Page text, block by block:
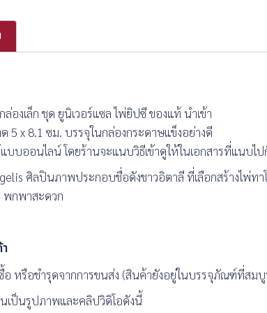
องเล็ก ชุด ยูนิเวอร์แซล ไพ่ยิปซี ของแท้ นำเข้า
5 x 8.1 ซม. บรรจุในกล่องกระดาษแข็งอย่างดี
บบออนไลน์ โดยร้านจะแนบวิธีเข้าดูให้ในเอกสารที่แนบไ
ศิลปินภาพประกอบชื่อดังชาวอิตาลี ที่เลือกสร้างไพ่ท
พกพาสะดวก
อ หรือชำรุดจากการขนส่ง (สินค้ายังอยู่ในบรรจุภัณฑ์ที่สม
เป็นรูปภาพและคลิปวิดิโอดังนี้